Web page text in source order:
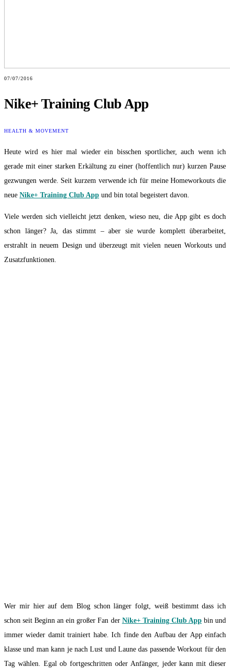
07/07/2016
Nike+ Training Club App
HEALTH & MOVEMENT
Heute wird es hier mal wieder ein bisschen sportlicher, auch wenn ich
gerade mit einer starken Erkältung zu einer (hoffentlich nur) kurzen Pause
gezwungen werde. Seit kurzem verwende ich für meine Homeworkouts die
neue Nike+ Training Club App und bin total begeistert davon.
Viele werden sich vielleicht jetzt denken, wieso neu, die App gibt es doch
schon länger? Ja, das stimmt – aber sie wurde komplett überarbeitet,
erstrahlt in neuem Design und überzeugt mit vielen neuen Workouts und
Zusatzfunktionen.
Wer mir hier auf dem Blog schon länger folgt, weiß bestimmt dass ich
schon seit Beginn an ein großer Fan der Nike+ Training Club Appbin und
immer wieder damit trainiert habe. Ich finde den Aufbau der App einfach
klasse und man kann je nach Lust und Laune das passende Workout für den
Tag wählen. Egal ob fortgeschritten oder Anfänger, jeder kann mit dieser